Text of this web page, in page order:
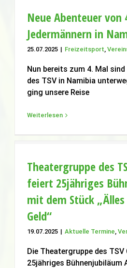
Neue Abenteuer von 4
Namibia
Freizeitsport
Neue Abenteuer von
Jedermännern in
25.07.2025 | Freizeitsport,
Nun bereits zum 4. Mal
des TSV in Namibia
ging unsere Reise
Weiterlesen
Theatergruppe des TSV
25jähriges
Aktuelle Termine
Theatergruppe des
feiert 25jähriges
mit dem Stück
Geld“
19.07.2025 | Aktuelle Termine,
Die Theatergruppe des
25jähriges Bühnenjubiläum